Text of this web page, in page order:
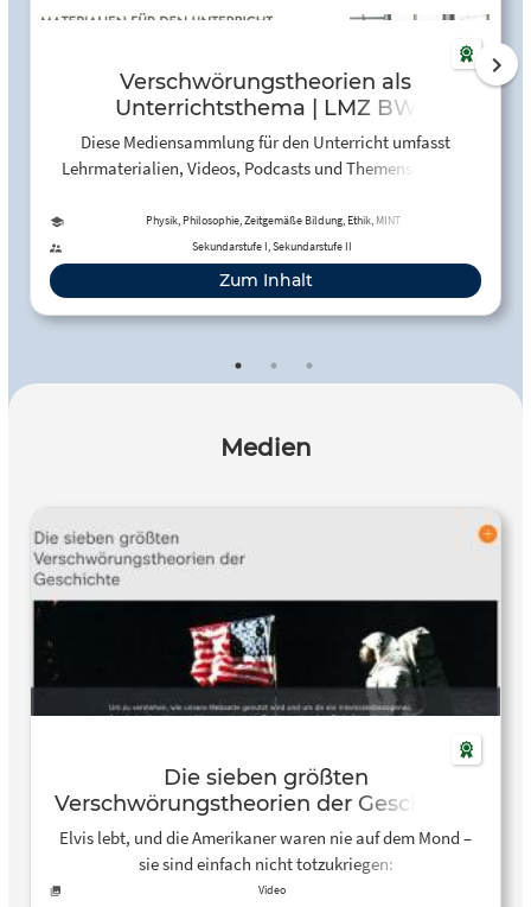
Verschwörungstheorien als
Unterrichtsthema | LMZ BW
Diese Mediensammlung für den Unterricht umfasst
Lehrmaterialien, Videos, Podcasts und Themenseiten zu
Physik, Philosophie, Zeitgemäße Bildung, Ethik, MINT
Sekundarstufe I, Sekundarstufe II
Zum Inhalt
Medien
Die sieben größten
Verschwörungstheorien der Geschichte
– ZDFmediathek
Elvis lebt, und die Amerikaner waren nie auf dem Mond –
sie sind einfach nicht totzukriegen:
Verschwörungstheorien. Was steckt dahinter?
Video